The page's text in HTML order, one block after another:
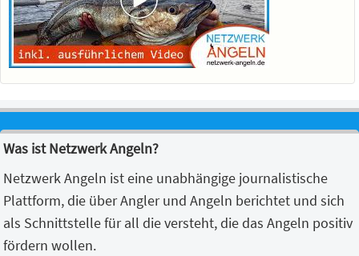
Was ist Netzwerk Angeln?
Netzwerk Angeln ist eine unabhängige journalistische
Plattform, die über Angler und Angeln berichtet und sich
als Schnittstelle für all die versteht, die das Angeln positiv
fördern wollen.